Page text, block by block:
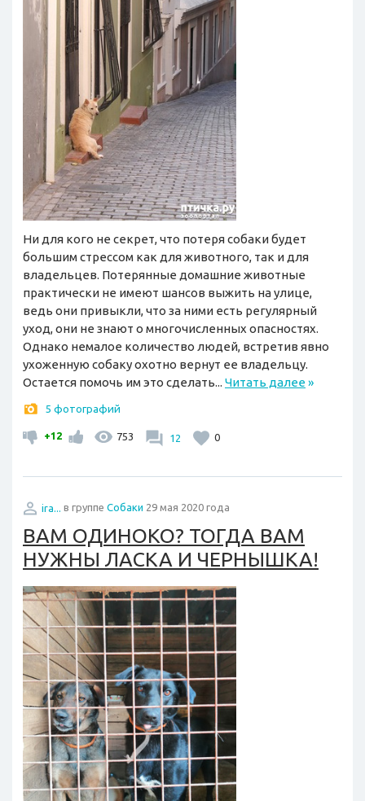
Ни для кого не секрет, что потеря собаки будет
большим стрессом как для животного, так и для
владельцев. Потерянные домашние животные
практически не имеют шансов выжить на улице,
ведь они привыкли, что за ними есть регулярный
уход, они не знают о многочисленных опасностях.
Однако немалое количество людей, встретив явно
ухоженную собаку охотно вернут ее владельцу.
Остается помочь им это сделать... Читать далее»
5 фотографий
+12 753 12 0
ira... в группе Собаки 29 мая 2020 года
ВАМ ОДИНОКО? ТОГДА ВАМ
НУЖНЫ ЛАСКА И ЧЕРНЫШКА!